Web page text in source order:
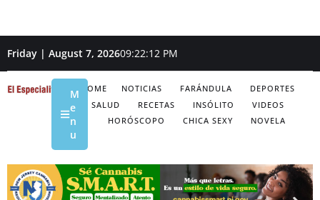
Friday | August 7, 202609:22:13 PM
HOME NOTICIAS FARÁNDULA
DEPORTES
SALUD
RECETAS INSÓLITO
VIDEOS
HORÓSCOPO
CHICA SEXY NOVELA
M
e
n
u